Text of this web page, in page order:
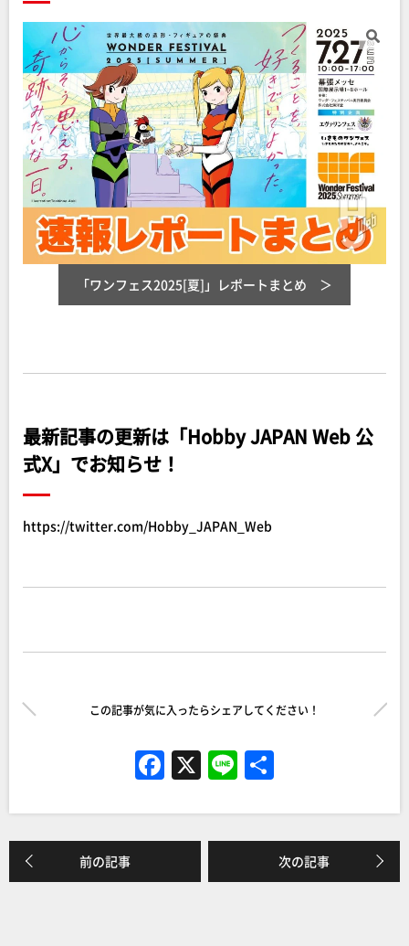
「ワンフェス2025[夏]」レポートまとめ
最新記事の更新は「Hobby JAPAN Web 公
式X」でお知らせ！
https://twitter.com/Hobby_JAPAN_Web
この記事が気に入ったらシェアしてください！
F
a
c
e
b
X Li
n
e
前の記事 次の記事